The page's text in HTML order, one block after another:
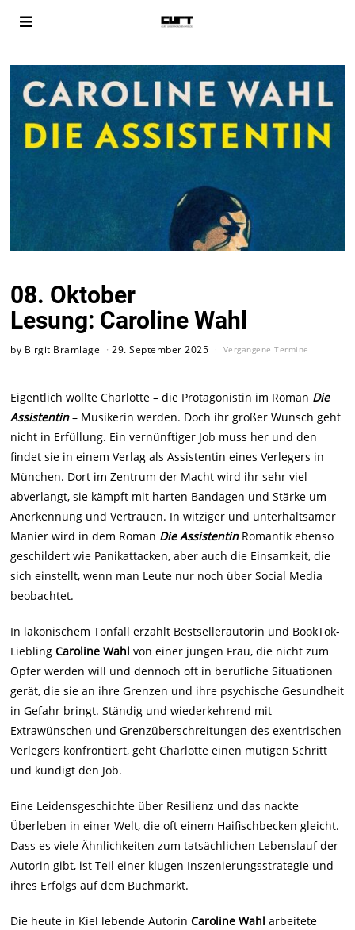
08. Oktober
Lesung: Caroline Wahl
by Birgit Bramlage 29. September 2025 Vergangene Termine
Eigentlich wollte Charlotte – die Protagonistin im Roman Die
Assistentin– Musikerin werden. Doch ihr großer Wunsch geht
nicht in Erfüllung. Ein vernünftiger Job muss her und den
findet sie in einem Verlag als Assistentin eines Verlegers in
München. Dort im Zentrum der Macht wird ihr sehr viel
abverlangt, sie kämpft mit harten Bandagen und Stärke um
Anerkennung und Vertrauen. In witziger und unterhaltsamer
Manier wird in dem Roman Die AssistentinRomantik ebenso
geschildert wie Panikattacken, aber auch die Einsamkeit, die
sich einstellt, wenn man Leute nur noch über Social Media
beobachtet.
In lakonischem Tonfall erzählt Bestsellerautorin und BookTok-
LieblingCaroline Wahl von einer jungen Frau, die nicht zum
Opfer werden will und dennoch oft in berufliche Situationen
gerät, die sie an ihre Grenzen und ihre psychische Gesundheit
in Gefahr bringt. Ständig und wiederkehrend mit
Extrawünschen und Grenzüberschreitungen des exentrischen
Verlegers konfrontiert, geht Charlotte einen mutigen Schritt
und kündigt den Job.
Eine Leidensgeschichte über Resilienz und das nackte
Überleben in einer Welt, die oft einem Haifischbecken gleicht.
Dass es viele Ähnlichkeiten zum tatsächlichen Lebenslauf der
Autorin gibt, ist Teil einer klugen Inszenierungsstrategie und
ihres Erfolgs auf dem Buchmarkt.
Die heute in Kiel lebende AutorinCaroline Wahl arbeitete